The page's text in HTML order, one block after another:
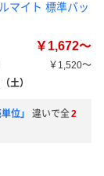
マイト 標準バッ
￥1,672～
￥1,520～
土）
位」 違いで全2